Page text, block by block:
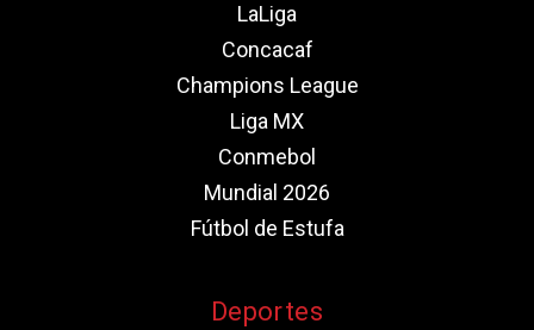
LaLiga
Concacaf
Champions League
Liga MX
Conmebol
Mundial 2026
Fútbol de Estufa
Deportes